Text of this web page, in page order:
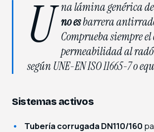
U na lámina genérica
no esbarrera
Comprueba siempre
permeabilidad al
según UNE-EN ISO 11665-7 o
Sistemas activos
Tubería corrugada DN110/160